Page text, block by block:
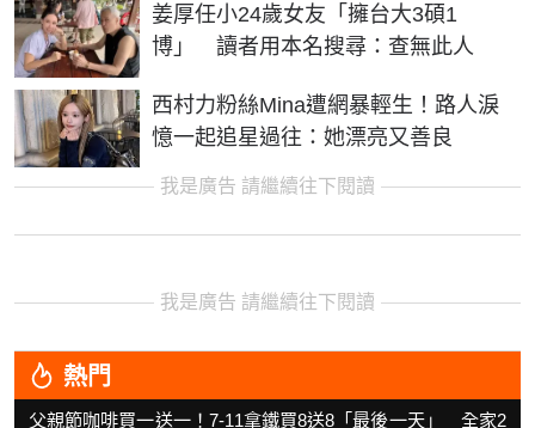
姜厚任小24歲女友「擁台大3碩1
博」 讀者用本名搜尋：查無此人
西村力粉絲Mina遭網暴輕生！路人淚
憶一起追星過往：她漂亮又善良
我是廣告 請繼續往下閱讀
我是廣告 請繼續往下閱讀
熱門
父親節咖啡買一送一！7-11拿鐵買8送8「最後一天」 全家2